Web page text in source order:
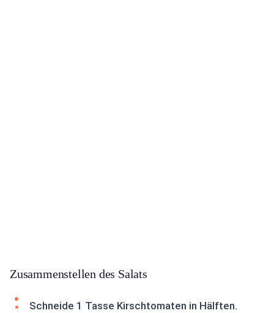
Zusammenstellen des Salats
Schneide 1 Tasse Kirschtomaten in Hälften.